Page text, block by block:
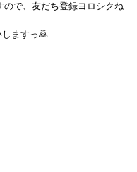
ので、友だち登録ヨロシクね
ますっ🙇